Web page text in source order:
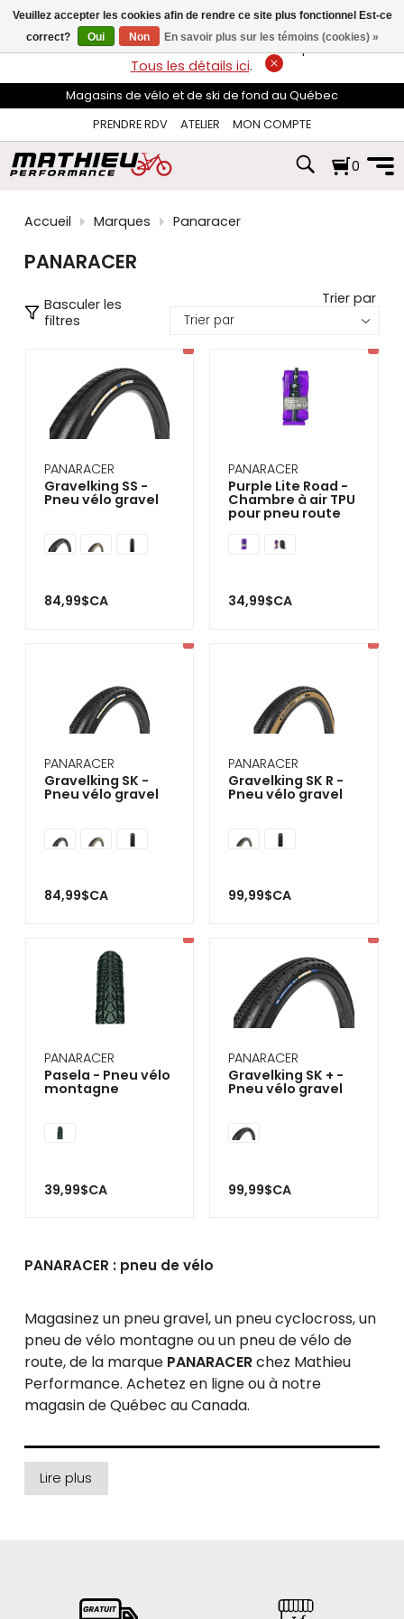
flèches
haut
et
pour
sélectionner
disponible.
Appuyez
pour
résultat
recherche
sélectionné.
Les
d'appareils
tactiles
peuvent
se
servir
de
gestes
tels
que
toucher
glisser.
LIVRAISON GRATUITEsur les commandes de plus de 74$*.
Tous les détails ici.
Magasins de vélo et de ski de fond au Québec
PRENDRE RDV
ATELIER MON COMPTE
0
Accueil Marques Panaracer
PANARACER
Basculer les
filtres
Trier par
PANARACER
Gravelking SS -
Pneu vélo gravel
84,99$CA
PANARACER
Purple Lite Road -
Chambre à air TPU
pour pneu route
34,99$CA
PANARACER
Gravelking SK -
Pneu vélo gravel
84,99$CA
PANARACER
Gravelking SK R -
Pneu vélo gravel
99,99$CA
PANARACER
Pasela - Pneu vélo
montagne
39,99$CA
PANARACER
Gravelking SK + -
Pneu vélo gravel
99,99$CA
PANARACER : pneu de vélo
Magasinez un pneu gravel, un pneu cyclocross, un
pneu de vélo montagne ou un pneu de vélo de
route, de la marque PANARACERchez Mathieu
Performance. Achetez en ligne ou à notre
magasin de Québec au Canada.
Lire plus
Veuillez accepter les cookies afin de rendre ce site plus fonctionnel Est-ce
correct?
Oui Non En savoir plus sur les témoins (cookies) »